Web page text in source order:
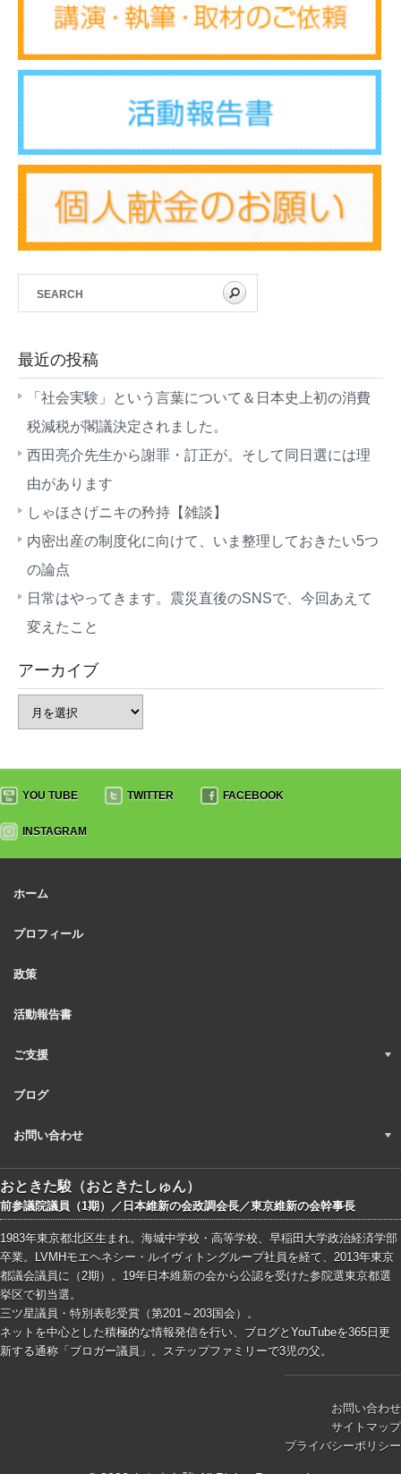
最近の投稿
「社会実験」という言葉について＆日本史上初の消費
税減税が閣議決定されました。
西田亮介先生から謝罪・訂正が。そして同日選には理
由があります
しゃほさげニキの矜持【雑談】
内密出産の制度化に向けて、いま整理しておきたい5つ
の論点
日常はやってきます。震災直後のSNSで、今回あえて
変えたこと
アーカイブ
YOU TUBE TWITTER FACEBOOK
INSTAGRAM
ホーム
プロフィール
政策
活動報告書
ご支援
ブログ
お問い合わせ
おときた駿（おときたしゅん）
前参議院議員（1期）／日本維新の会政調会長／東京維新の会幹事長
1983年東京都北区生まれ。海城中学校・高等学校、早稲田大学政治経済学部
卒業。LVMHモエヘネシー・ルイヴィトングループ社員を経て、2013年東京
都議会議員に（2期）。19年日本維新の会から公認を受けた参院選東京都選
挙区で初当選。
三ツ星議員・特別表彰受賞（第201～203国会）。
ネットを中心とした積極的な情報発信を行い、ブログとYouTubeを365日更
新する通称「ブロガー議員」。ステップファミリーで3児の父。
お問い合わせ
サイトマップ
プライバシーポリシー